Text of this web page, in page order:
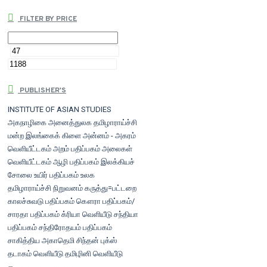
FILTER BY PRICE
PUBLISHER'S
INSTITUTE OF ASIAN STUDIES
அகநாழிகை அனைத்துலக தமிழாராய்ச்சி
மன்ற இலங்கைக் கிளை அன்னம் - அகரம்
வெளியீட்டகம் அறம் பதிப்பகம் அலைகள்
வெளியீட்டகம் ஆழி பதிப்பகம் இலக்கியச்
சோலை உயிர் பதிப்பகம் உலக
தமிழாராய்ச்சி நிறுவனம் கருத்து=பட்டறை
காலச்சுவடு பதிப்பகம் கௌரா பதிப்பகம்/
சாரதா பதிப்பகம் க்ரியா வெளியீடு சந்தியா
பதிப்பகம் சந்திரோதயம் பதிப்பகம்
சாகித்திய அகாதெமி சிந்தன் புக்ஸ்
தடாகம் வெளியீடு தமிழினி வெளியீடு